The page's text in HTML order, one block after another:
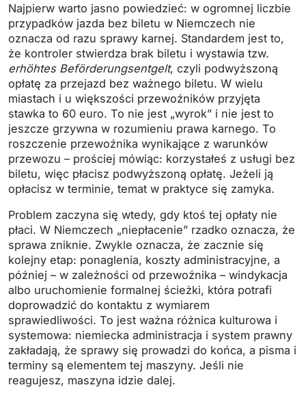
Najpierw warto jasno powiedzieć: w ogromnej liczbie
przypadków jazda bez biletu w Niemczech nie
oznacza od razu sprawy karnej. Standardem jest to,
że kontroler stwierdza brak biletu i wystawia tzw.
erhöhtes Beförderungsentgelt, czyli podwyższoną
opłatę za przejazd bez ważnego biletu. W wielu
miastach i u większości przewoźników przyjęta
stawka to 60 euro. To nie jest „wyrok” i nie jest to
jeszcze grzywna w rozumieniu prawa karnego. To
roszczenie przewoźnika wynikające z warunków
przewozu – prościej mówiąc: korzystałeś z usługi bez
biletu, więc płacisz podwyższoną opłatę. Jeżeli ją
opłacisz w terminie, temat w praktyce się zamyka.
Problem zaczyna się wtedy, gdy ktoś tej opłaty nie
płaci. W Niemczech „niepłacenie” rzadko oznacza, że
sprawa zniknie. Zwykle oznacza, że zacznie się
kolejny etap: ponaglenia, koszty administracyjne, a
później – w zależności od przewoźnika – windykacja
albo uruchomienie formalnej ścieżki, która potrafi
doprowadzić do kontaktu z wymiarem
sprawiedliwości. To jest ważna różnica kulturowa i
systemowa: niemiecka administracja i system prawny
zakładają, że sprawy się prowadzi do końca, a pisma i
terminy są elementem tej maszyny. Jeśli nie
reagujesz, maszyna idzie dalej.